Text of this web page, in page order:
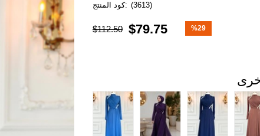
(3613)
$112.50 $79.75 %29